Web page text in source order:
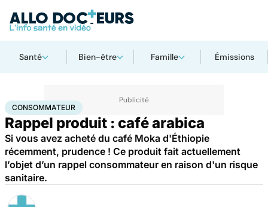
Santé Bien-être Famille Émissions
AccueilSantéConsommateur
CONSOMMATEUR
Rappel produit : café arabica
Si vous avez acheté du café Moka d'Éthiopie
récemment, prudence ! Ce produit fait actuellement
l’objet d’un rappel consommateur en raison d'un risque
sanitaire.